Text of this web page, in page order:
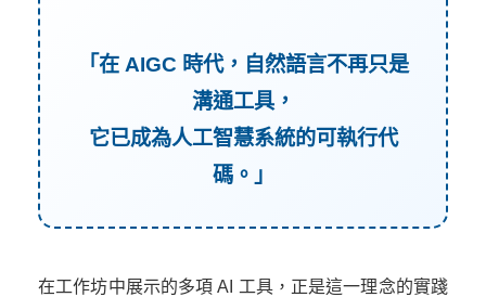
「在 AIGC 時代，自然語言不再只是
溝通工具，
它已成為人工智慧系統的可執行代
碼。」
在工作坊中展示的多項 AI 工具，正是這一理念的實踐